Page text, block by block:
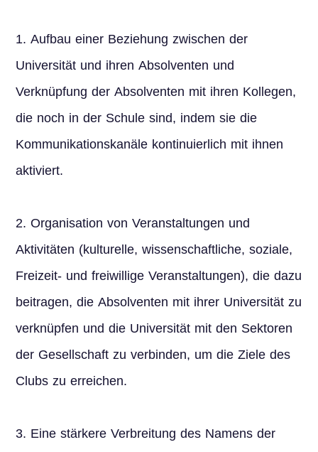
1. Aufbau einer Beziehung zwischen der
Universität und ihren Absolventen und
Verknüpfung der Absolventen mit ihren Kollegen,
die noch in der Schule sind, indem sie die
Kommunikationskanäle kontinuierlich mit ihnen
aktiviert.
2. Organisation von Veranstaltungen und
Aktivitäten (kulturelle, wissenschaftliche, soziale,
Freizeit- und freiwillige Veranstaltungen), die dazu
beitragen, die Absolventen mit ihrer Universität zu
verknüpfen und die Universität mit den Sektoren
der Gesellschaft zu verbinden, um die Ziele des
Clubs zu erreichen.
3. Eine stärkere Verbreitung des Namens der